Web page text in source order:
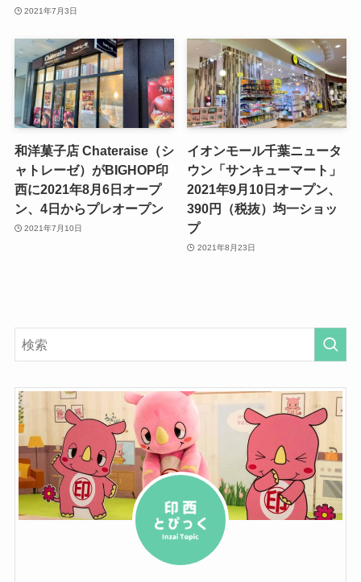
2021年7月3日
和洋菓子店 Chateraise（シ
ャトレーゼ）がBIGHOP印
西に2021年8月6日オープ
ン、4日からプレオープン
2021年7月10日
イオンモール千葉ニュータ
ウン「サンキューマート」
2021年9月10日オープン、
390円（税抜）均一ショッ
プ
2021年8月23日